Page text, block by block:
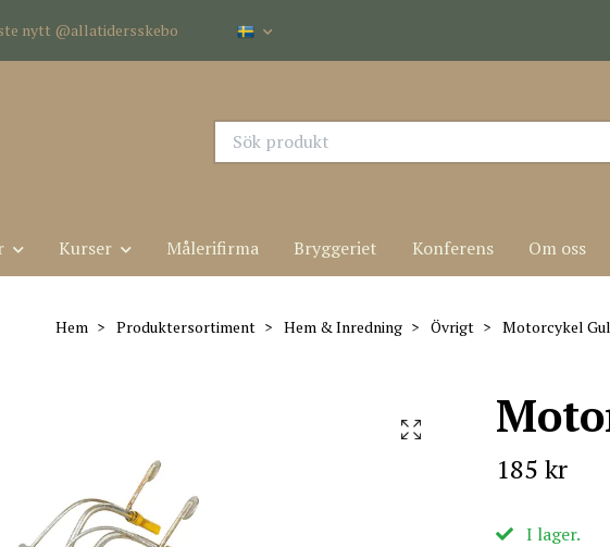
nytt @allatidersskebo
Kurser Målerifirma Bryggeriet Konferens Om oss
Hem Produktersortiment Hem & Inredning Övrigt Motorcykel
185 kr
I lager.